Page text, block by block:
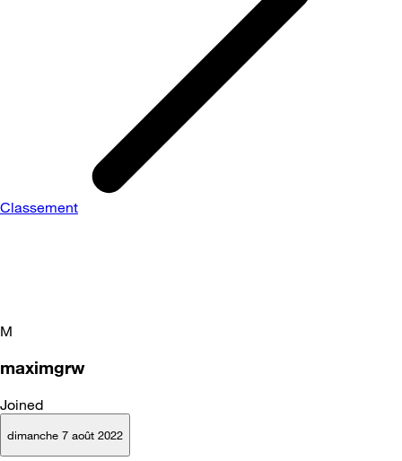
Classement
M
maximgrw
Joined
dimanche 7 août 2022